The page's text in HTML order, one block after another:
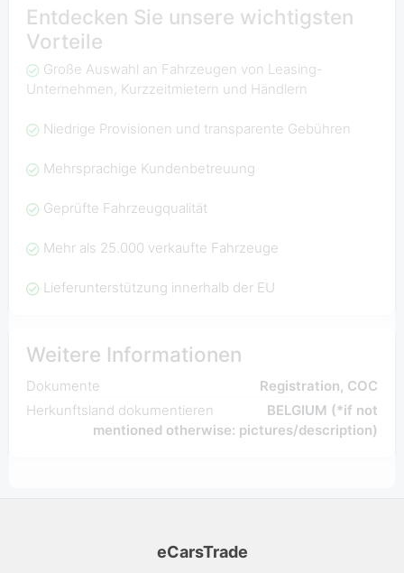
Entdecken Sie unsere wichtigsten
Vorteile
Große Auswahl an Fahrzeugen von Leasing-
Unternehmen, Kurzzeitmietern und Händlern
Niedrige Provisionen und transparente Gebühren
Mehrsprachige Kundenbetreuung
Geprüfte Fahrzeugqualität
Mehr als 25.000 verkaufte Fahrzeuge
Lieferunterstützung innerhalb der EU
Weitere Informationen
Dokumente
Registration, COC
Herkunftsland dokumentieren
BELGIUM (*if not
mentioned otherwise: pictures/description)
eCarsTrade